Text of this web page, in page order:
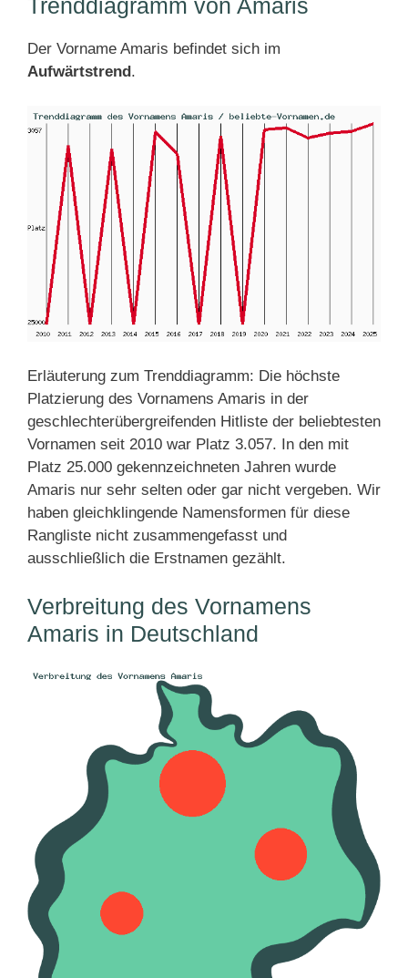
Trenddiagramm von Amaris
Der Vorname Amaris befindet sich im
Aufwärtstrend.
Erläuterung zum Trenddiagramm: Die höchste
Platzierung des Vornamens Amaris in der
geschlechterübergreifenden Hitliste der beliebtesten
Vornamen seit 2010 war Platz 3.057. In den mit
Platz 25.000 gekennzeichneten Jahren wurde
Amaris nur sehr selten oder gar nicht vergeben. Wir
haben gleichklingende Namensformen für diese
Rangliste nicht zusammengefasst und
ausschließlich die Erstnamen gezählt.
Verbreitung des Vornamens
Amaris in Deutschland